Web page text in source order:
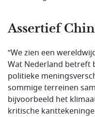
Assertief
“We zien een
Wat Nederland betreft
politieke
sommige terreinen
bijvoorbeeld het
kritische